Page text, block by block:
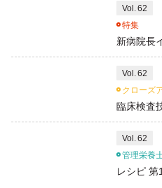
Vol. 62
特集
新病院長
Vol. 62
クローズ
臨床検査
Vol. 62
管理栄養
レシピ 第